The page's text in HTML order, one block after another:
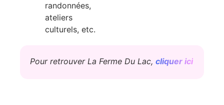
randonnées,
ateliers
culturels, etc.
Pour retrouver La Ferme Du Lac, cliquer ici